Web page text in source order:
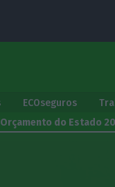
ECOseguros
Orçamento do Estado